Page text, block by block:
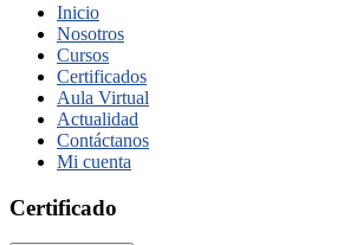
Inicio
Nosotros
Cursos
Certificados
Aula Virtual
Actualidad
Contáctanos
Mi cuenta
Certificado